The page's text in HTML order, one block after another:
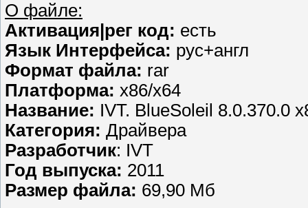
О файле:
Активация|рег код: есть
Язык Интерфейса: рус+англ
Формат файла: rar
Платформа: х86/х64
Название: IVT. BlueSoleil 8.0.370.0
Категория: Драйвера
Разработчик: IVT
Год выпуска: 2011
Размер файла: 69,90 Мб